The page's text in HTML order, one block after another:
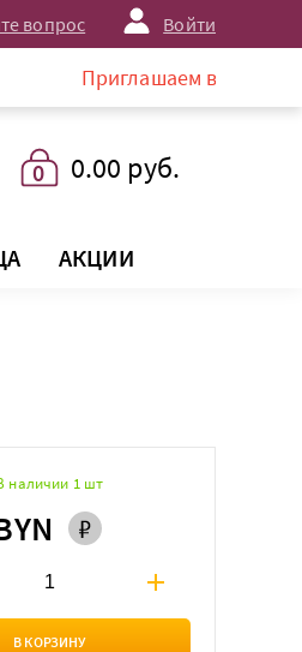
вопрос Войти
в магазин
0 0.00 руб.
АКЦИИ
наличии 1 шт
В КОРЗИНУ